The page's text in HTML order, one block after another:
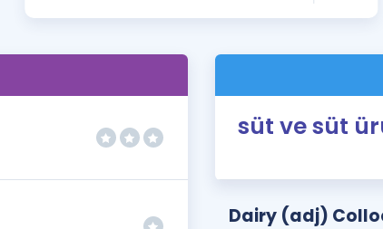
İngilizce
süt ve süt
Dairy (adj)